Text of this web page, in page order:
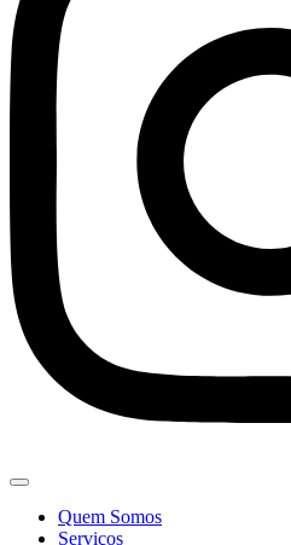
Quem Somos
Serviços